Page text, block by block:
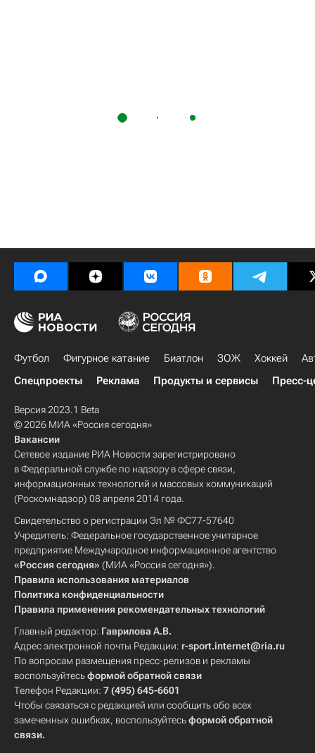
Футбол Фигурное катание Биатлон ЗОЖ Хоккей
Спецпроекты
Реклама Продукты и сервисы Пресс-
Версия 2023.1 Beta
© 2026 МИА «Россия сегодня»
Вакансии
Сетевое издание РИА Новости зарегистрировано
в Федеральной службе по надзору в сфере связи,
информационных технологий и массовых коммуникаций
(Роскомнадзор) 08 апреля 2014 года.
Свидетельство о регистрации Эл № ФС77-57640
Учредитель: Федеральное государственное унитарное
предприятие Международное информационное агентство
«Россия сегодня» (МИА «Россия сегодня»).
Правила использования материалов
Политика конфиденциальности
Правила применения рекомендательных технологий
Главный редактор: Гаврилова А.В.
Адрес электронной почты Редакции: r-sport.internet@ria.ru
По вопросам размещения пресс-релизов и рекламы
воспользуйтесьформой обратной связи
Телефон Редакции: 7 (495) 645-6601
Чтобы связаться с редакцией или сообщить обо всех
замеченных ошибках, воспользуйтесьформой обратной
связи.